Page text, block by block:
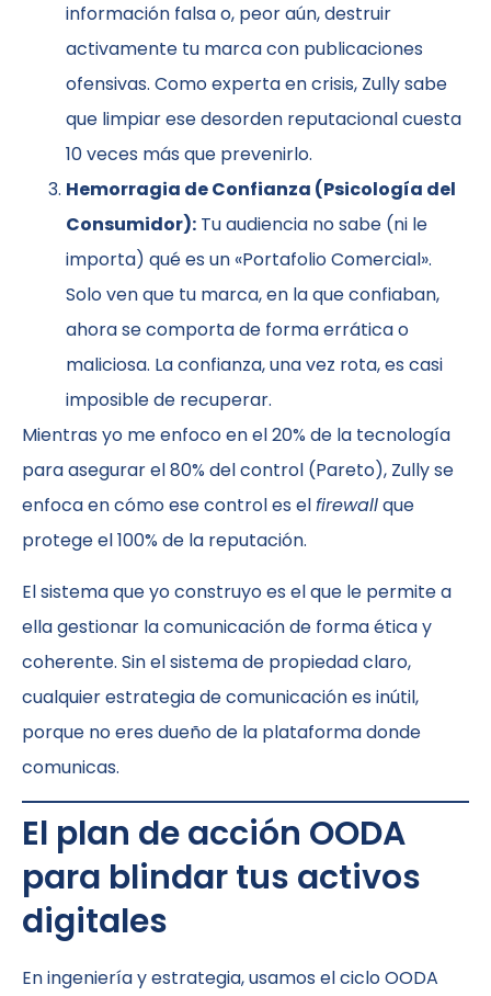
información falsa o, peor aún, destruir
activamente tu marca con publicaciones
ofensivas. Como experta en crisis, Zully sabe
que limpiar ese desorden reputacional cuesta
10 veces más que prevenirlo.
Hemorragia de Confianza (Psicología del
Consumidor): Tu audiencia no sabe (ni le
importa) qué es un «Portafolio Comercial».
Solo ven que tu marca, en la que confiaban,
ahora se comporta de forma errática o
maliciosa. La confianza, una vez rota, es casi
imposible de recuperar.
Mientras yo me enfoco en el 20% de la tecnología
para asegurar el 80% del control (Pareto), Zully se
enfoca en cómo ese control es elfirewallque
protege el 100% de la reputación.
El sistema que yo construyo es el que le permite a
ella gestionar la comunicación de forma ética y
coherente. Sin el sistema de propiedad claro,
cualquier estrategia de comunicación es inútil,
porque no eres dueño de la plataforma donde
comunicas.
El plan de acción OODA
para blindar tus activos
digitales
En ingeniería y estrategia, usamos el ciclo OODA